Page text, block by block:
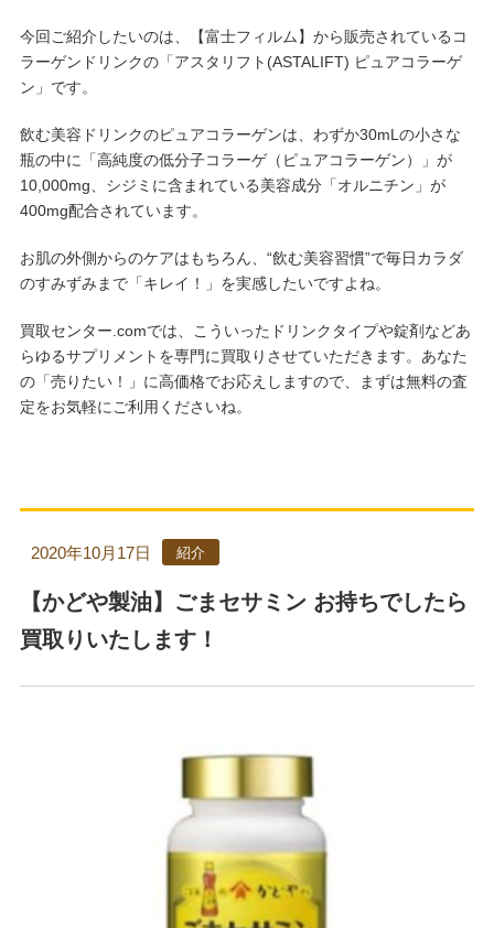
今回ご紹介したいのは、【富士フィルム】から販売されているコ
ラーゲンドリンクの「アスタリフト(ASTALIFT) ピュアコラーゲ
ン」です。
飲む美容ドリンクのピュアコラーゲンは、わずか30mLの小さな
瓶の中に「高純度の低分子コラーゲ（ピュアコラーゲン）」が
10,000mg、シジミに含まれている美容成分「オルニチン」が
400mg配合されています。
お肌の外側からのケアはもちろん、“飲む美容習慣”で毎日カラダ
のすみずみまで「キレイ！」を実感したいですよね。
買取センター.comでは、こういったドリンクタイプや錠剤などあ
らゆるサプリメントを専門に買取りさせていただきます。あなた
の「売りたい！」に高価格でお応えしますので、まずは無料の査
定をお気軽にご利用くださいね。
【かどや製油】ごまセサミン お持ちでしたら
買取りいたします！
2020年10月17日 紹介